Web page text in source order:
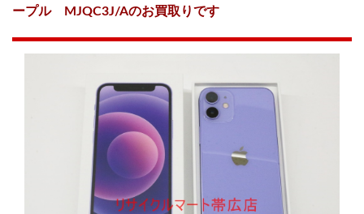
ープル MJQC3J/Aのお買取りです